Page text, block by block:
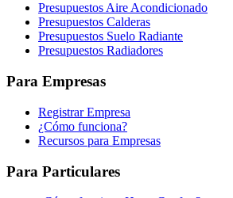
Presupuestos Aire Acondicionado
Presupuestos Calderas
Presupuestos Suelo Radiante
Presupuestos Radiadores
Para Empresas
Registrar Empresa
¿Cómo funciona?
Recursos para Empresas
Para Particulares